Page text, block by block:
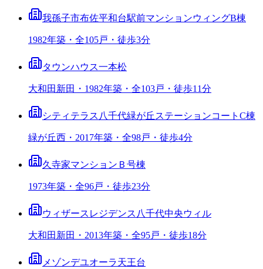
我孫子市布佐平和台駅前マンションウィングB棟
1982年築・全105戸・徒歩3分
タウンハウス一本松
大和田新田・1982年築・全103戸・徒歩11分
シティテラス八千代緑が丘ステーションコートC棟
緑が丘西・2017年築・全98戸・徒歩4分
久寺家マンションＢ号棟
1973年築・全96戸・徒歩23分
ウィザースレジデンス八千代中央ウィル
大和田新田・2013年築・全95戸・徒歩18分
メゾンデユオーラ天王台